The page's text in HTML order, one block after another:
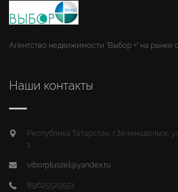
Агентство недвижимости "Выбор +" на рынке с
Наши контакты
Республика Татарстан, г.Зеленодольск,
1
viborpluszel@yandex.ru
89625529551